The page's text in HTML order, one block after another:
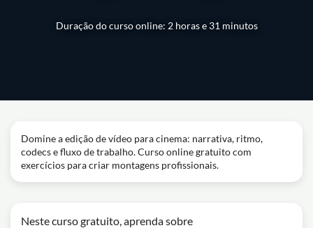
Duração do curso online: 2 horas e 31 minutos
Domine a edição de vídeo para cinema: narrativa, ritmo,
codecs e fluxo de trabalho. Curso online gratuito com
exercícios para criar montagens profissionais.
Neste curso gratuito, aprenda sobre